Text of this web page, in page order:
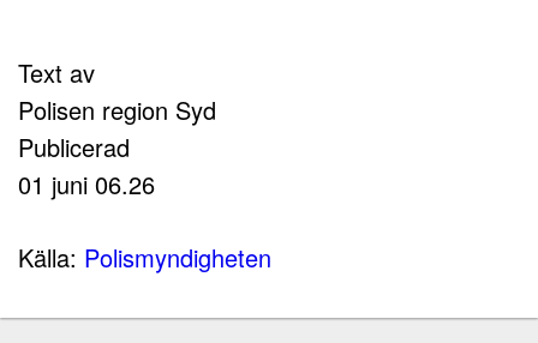
Text av
Polisen region Syd
Publicerad
01 juni 06.26
Källa: Polismyndigheten